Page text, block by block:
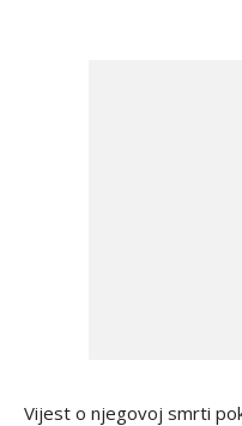
Vijest o njegovoj smrti